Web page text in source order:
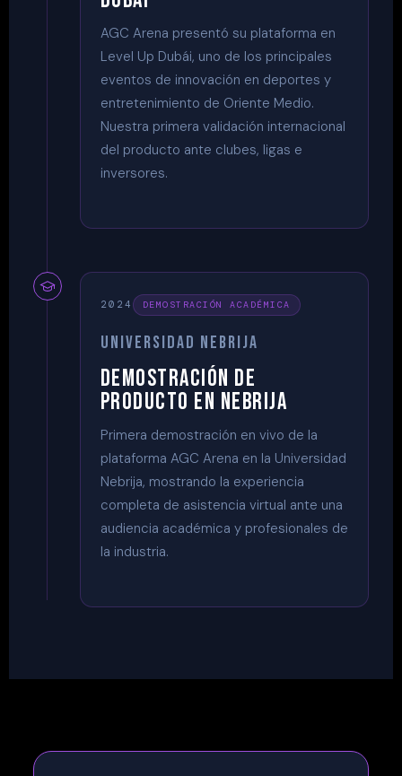
AGC Arena presentó su plataforma en
Level Up Dubái, uno de los principales
eventos de innovación en deportes y
entretenimiento de Oriente Medio.
Nuestra primera validación internacional
del producto ante clubes, ligas e
inversores.
2024 DEMOSTRACIÓN ACADÉMICA
UNIVERSIDAD NEBRIJA
DEMOSTRACIÓN DE
PRODUCTO EN NEBRIJA
Primera demostración en vivo de la
plataforma AGC Arena en la Universidad
Nebrija, mostrando la experiencia
completa de asistencia virtual ante una
audiencia académica y profesionales de
la industria.